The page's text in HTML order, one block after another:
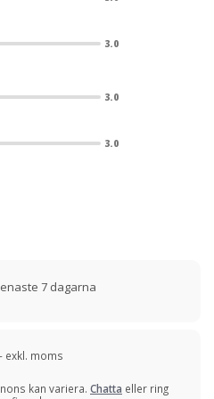
3.0
3.0
3.0
7 dagarna
exkl. moms
kan variera. Chatta eller ring